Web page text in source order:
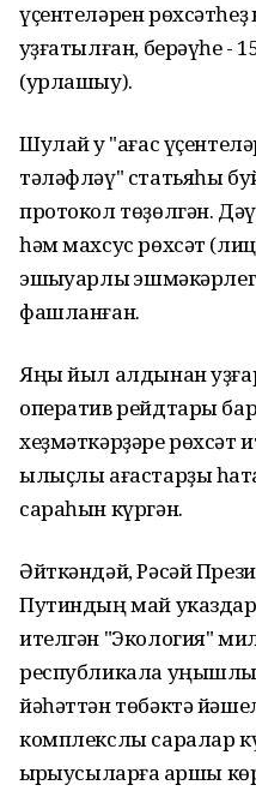
үҫентеләрен рөхсәтһеҙ
ҡуҙғатылған, берәүһе -
(урлашыу).
Шулай уҡ "ағас
тәләфләү" статьяһы
протокол төҙөлгән.
һәм махсус рөхсәт
эшҡыуарлыҡ
фашланған.
Яңы йыл алдынан
оператив рейдтары
хеҙмәткәрҙәре рөхсәт
ылыҫлы ағастарҙы
сараһын күргән.
Әйткәндәй, Рәсәй
Путиндың май
ителгән "Экология"
республикала
йәһәттән төбәктә
комплекслы саралар
ҡырҡыусыларға ҡаршы